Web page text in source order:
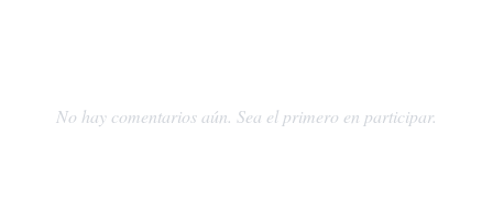
No hay comentarios aún. Sea el primero en participar.